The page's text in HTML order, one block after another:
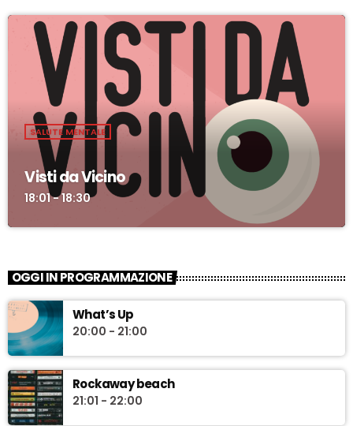
SALUTE MENTALE
Visti da Vicino
18:01 - 18:30
OGGI IN PROGRAMMAZIONE
What’s Up
20:00 - 21:00
Rockaway beach
21:01 - 22:00